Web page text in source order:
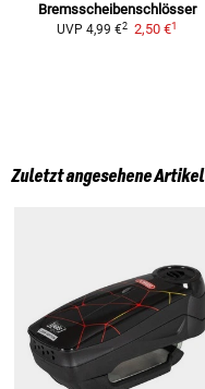
Bremsscheibenschlösser
UVP 4,99 €2 2,50 €1
Zuletzt angesehene Artikel